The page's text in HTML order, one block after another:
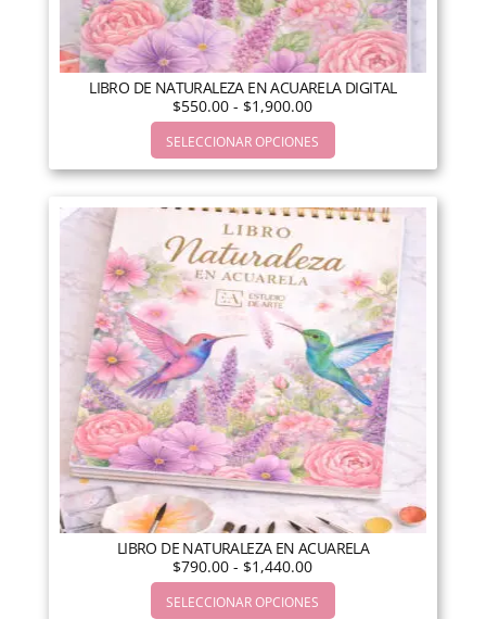
LIBRO DE NATURALEZA EN ACUARELA DIGITAL
$550.00 - $1,900.00
SELECCIONAR OPCIONES
LIBRO DE NATURALEZA EN ACUARELA
$790.00 - $1,440.00
SELECCIONAR OPCIONES